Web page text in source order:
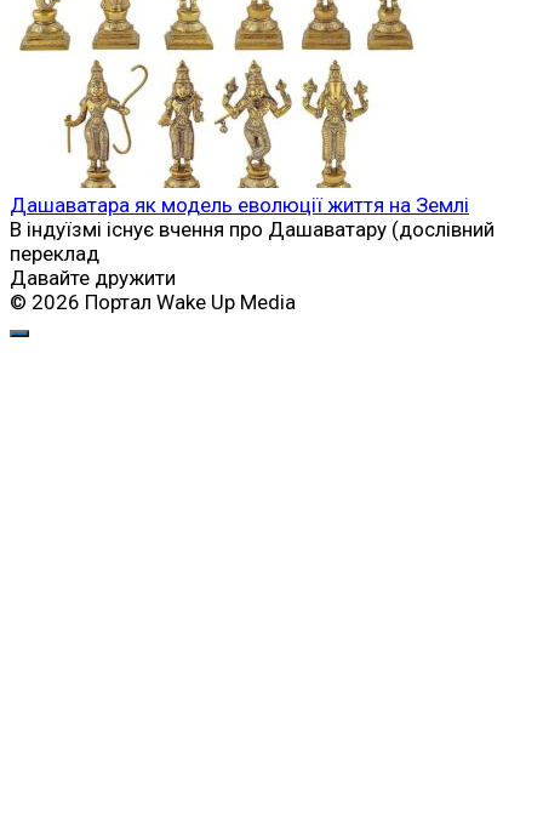
Дашаватара як модель еволюції життя на Землі
В індуїзмі існує вчення про Дашаватару (дослівний
переклад
Давайте дружити
© 2026 Портал Wake Up Media